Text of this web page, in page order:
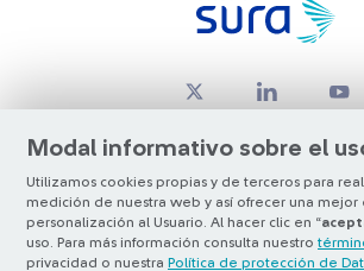
Modal informativo sobre el
Utilizamos cookies propias y de terceros para
medición de nuestra web y así ofrecer una mejor
personalización al Usuario. Al hacer clic en “
uso. Para más información consulta nuestro
privacidad o nuestra Política de protección de
© Copyright Grupo SURA